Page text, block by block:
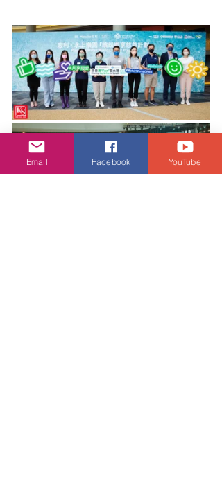
Email Facebook YouTube